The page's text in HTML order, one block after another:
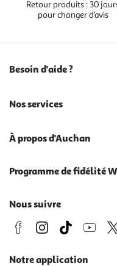
Retour produits : 30
pour changer d’avis
Besoin d'aide ?
Nos services
À propos d'Auchan
Programme de fidélité
Nous suivre
Notre application